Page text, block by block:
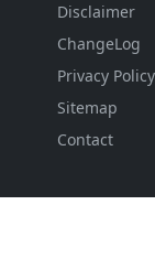
Disclaimer
ChangeLog
Privacy Policy
Sitemap
Contact